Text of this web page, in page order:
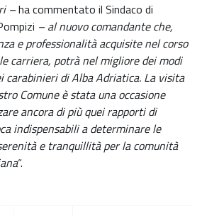
–ha commentato il Sindaco di
– al nuovo comandante che,
e professionalità acquisite nel corso
carriera, potrà nel migliore dei modi
carabinieri di Alba Adriatica. La visita
Comune è stata una occasione
ancora di più quei rapporti di
indispensabili a determinare le
e tranquillità per la comunità
“.